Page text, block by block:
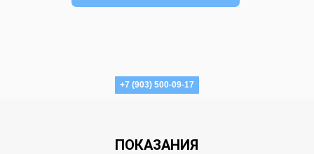
+7 (903) 500-09-17
ПОКАЗАНИЯ